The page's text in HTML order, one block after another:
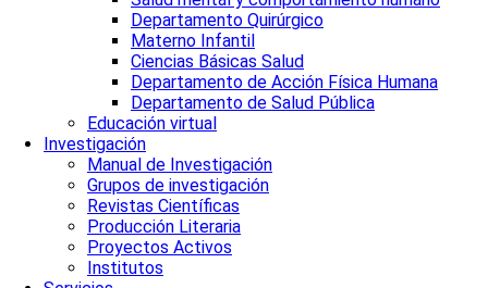
Departamento Quirúrgico
Materno Infantil
Ciencias Básicas Salud
Departamento de Acción Física Humana
Departamento de Salud Pública
Educación virtual
Investigación
Manual de Investigación
Grupos de investigación
Revistas Científicas
Producción Literaria
Proyectos Activos
Institutos